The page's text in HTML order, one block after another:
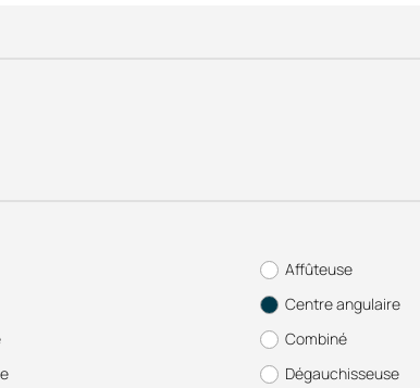
Affûteuse
Centre angulaire
Combiné
Dégauchisseuse